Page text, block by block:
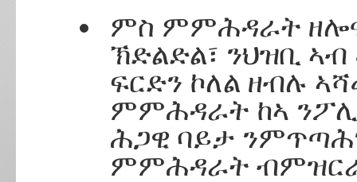
ምስ ምምሕዳራት
ኽድልድል፣ ንህዝቢ
ፍርድን ኮለል ዘብሉ
ምምሕዳራት ከኣ
ሕጋዊ ባይታ
ምምሕዳራት